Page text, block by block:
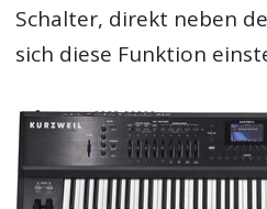
Schalter, direkt neben
sich diese Funktion